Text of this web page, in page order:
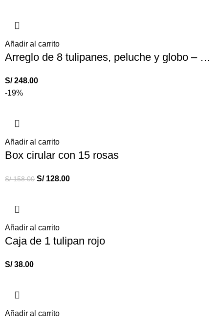
Añadir al carrito
Arreglo de 8 tulipanes, peluche y globo – Bella princesa
S/248.00
-19%
Añadir al carrito
Box cirular con 15 rosas
S/158.00 S/128.00
Añadir al carrito
Caja de 1 tulipan rojo
S/38.00
Añadir al carrito